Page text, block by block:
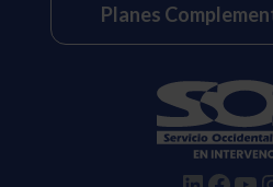
Planes